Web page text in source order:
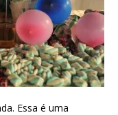
Essa é uma